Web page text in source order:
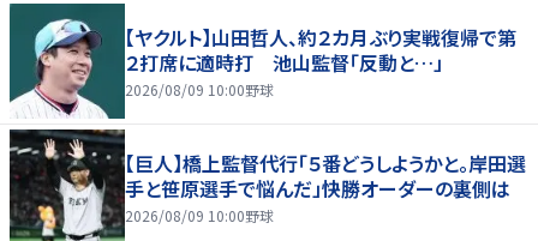
【ヤクルト】山田哲人、約２カ月ぶり実戦復帰で第
２打席に適時打 池山監督「反動と…」
2026/08/09 10:00野球
【巨人】橋上監督代行「５番どうしようかと。岸田選
手と笹原選手で悩んだ」快勝オーダーの裏側は
2026/08/09 10:00野球